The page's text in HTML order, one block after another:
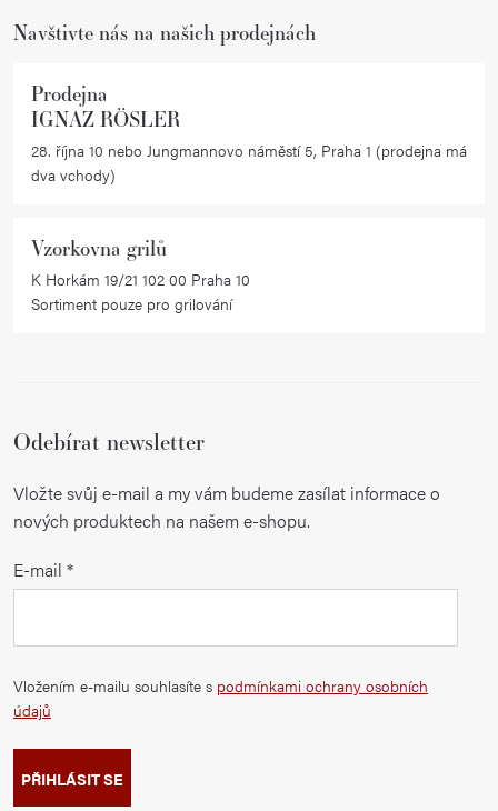
Navštivte nás na našich prodejnách
Prodejna
IGNAZ RÖSLER
28. října 10 nebo Jungmannovo náměstí 5, Praha 1 (prodejna má
dva vchody)
Vzorkovna grilů
K Horkám 19/21 102 00 Praha 10
Sortiment pouze pro grilování
Odebírat newsletter
Vložte svůj e-mail a my vám budeme zasílat informace o
nových produktech na našem e-shopu.
E-mail
Vložením e-mailu souhlasíte s podmínkami ochrany osobních
údajů
PŘIHLÁSIT SE